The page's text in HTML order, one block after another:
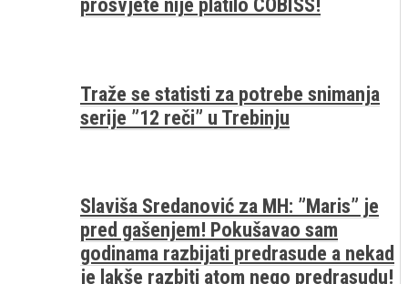
prosvjete nije platilo COBISS!
Traže se statisti za potrebe snimanja
serije ”12 reči” u Trebinju
Slaviša Sredanović za MH: ”Maris” je
pred gašenjem! Pokušavao sam
godinama razbijati predrasude a nekad
je lakše razbiti atom nego predrasudu!